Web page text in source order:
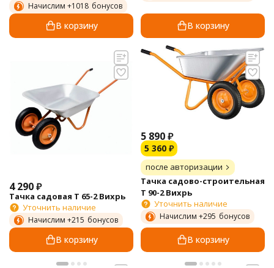
Начислим +1018 бонусов
В корзину В корзину
4 290₽
Тачка садовая Т 65-2 Вихрь
Уточнить наличие
Начислим +215 бонусов
В корзину
5 890₽
5 360 ₽
после авторизации
Тачка садово-строительная
Т 90-2 Вихрь
Уточнить наличие
Начислим +295 бонусов
В корзину